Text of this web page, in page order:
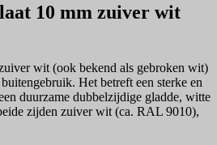
10 mm zuiver wit
wit (ook bekend als gebroken wit)
Het betreft een sterke en
duurzame dubbelzijdige gladde, witte
zijden zuiver wit (ca. RAL 9010),